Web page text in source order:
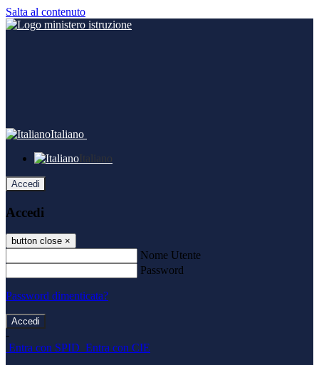
Salta al contenuto
Italiano
Italiano
Accedi
Accedi
button close ×
Nome Utente
Password
Password dimenticata?
-
Entra con SPID Entra con CIE